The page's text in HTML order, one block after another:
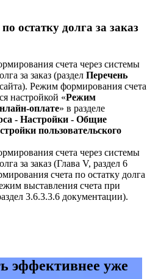
остатку долга за заказ
счета через системы
за заказ (раздел Перечень
Режим формирования счета
настройкой «Режим
оплате» в разделе
- Настройки - Общие
пользовательского
счета через системы
за заказ (Глава V, раздел 6
счета по остатку долга
выставления счета при
3.6.3.3.6 документации).
эффективнее уже